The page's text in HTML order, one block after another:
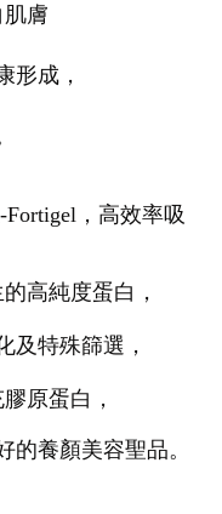
膚
形成，
，高效率吸
高純度蛋白，
及特殊篩選，
原蛋白，
的養顏美容聖品。